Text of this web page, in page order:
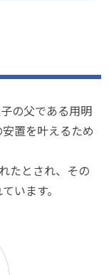
の父である用明
置を叶えるため
たとされ、その
います。